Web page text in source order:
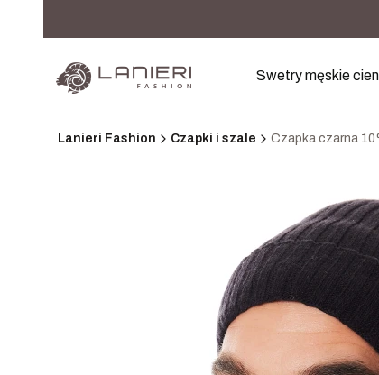
Swetry męskie
Lanieri Fashion Czapki i szale Czapka czarna